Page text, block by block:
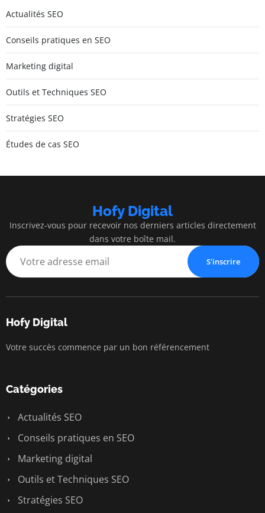
Actualités SEO
Conseils pratiques en SEO
Marketing digital
Outils et Techniques SEO
Stratégies SEO
Études de cas SEO
Hofy Digital
Inscrivez-vous pour recevoir nos derniers articles directement
dans votre boîte mail.
S'inscrire
Hofy Digital
Votre succès commence par un bon référencement
Catégories
Actualités SEO
Conseils pratiques en SEO
Marketing digital
Outils et Techniques SEO
Stratégies SEO